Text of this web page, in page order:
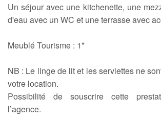
Un séjour avec une kitchenette, une
d'eau avec un WC et une terrasse avec
Meublé Tourisme : 1*
NB : Le linge de lit et les serviettes ne
votre location.
Possibilité de souscrire cette
l’agence.